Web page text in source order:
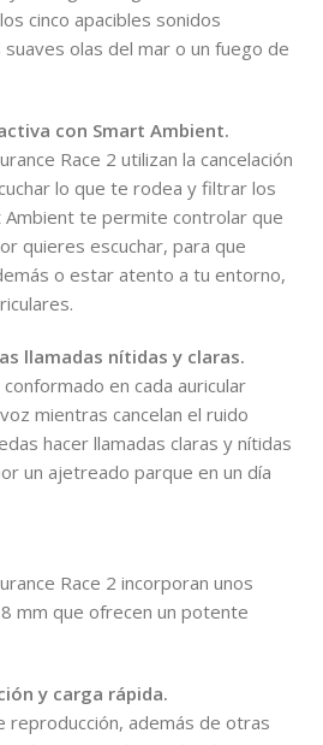
cinco apacibles sonidos
olas del mar o un fuego de
con Smart Ambient.
Race 2 utilizan la cancelación
lo que te rodea y filtrar los
te permite controlar que
quieres escuchar, para que
o estar atento a tu entorno,
llamadas nítidas y claras.
en cada auricular
mientras cancelan el ruido
hacer llamadas claras y nítidas
un ajetreado parque en un día
Race 2 incorporan unos
mm que ofrecen un potente
y carga rápida.
reproducción, además de otras